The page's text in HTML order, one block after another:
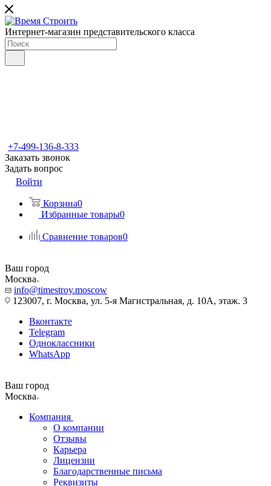
Интернет-магазин представительского класса
+7-499-136-8-333
Заказать звонок
Задать вопрос
Войти
Корзина0
Избранные товары0
Сравнение товаров0
Ваш город
Москва
info@timestroy.moscow
123007, г. Москва, ул. 5-я Магистральная, д. 10А, этаж. 3
Вконтакте
Telegram
Одноклассники
WhatsApp
Ваш город
Москва
Компания
О компании
Отзывы
Карьера
Лицензии
Благодарственные письма
Реквизиты